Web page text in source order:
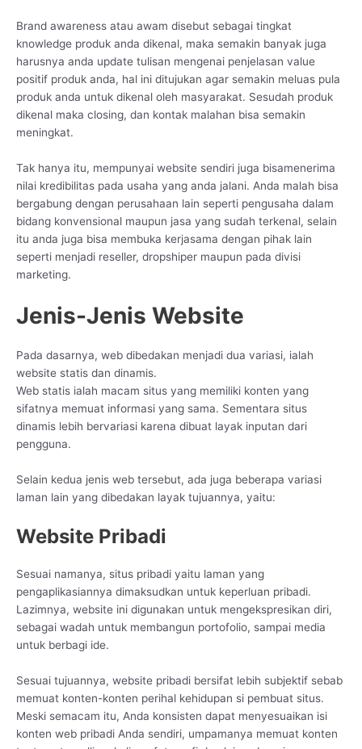
Brand awareness atau awam disebut sebagai tingkat
knowledge produk anda dikenal, maka semakin banyak juga
harusnya anda update tulisan mengenai penjelasan value
positif produk anda, hal ini ditujukan agar semakin meluas pula
produk anda untuk dikenal oleh masyarakat. Sesudah produk
dikenal maka closing, dan kontak malahan bisa semakin
meningkat.
Tak hanya itu, mempunyai website sendiri juga bisamenerima
nilai kredibilitas pada usaha yang anda jalani. Anda malah bisa
bergabung dengan perusahaan lain seperti pengusaha dalam
bidang konvensional maupun jasa yang sudah terkenal, selain
itu anda juga bisa membuka kerjasama dengan pihak lain
seperti menjadi reseller, dropshiper maupun pada divisi
marketing.
Jenis-Jenis Website
Pada dasarnya, web dibedakan menjadi dua variasi, ialah
website statis dan dinamis.
Web statis ialah macam situs yang memiliki konten yang
sifatnya memuat informasi yang sama. Sementara situs
dinamis lebih bervariasi karena dibuat layak inputan dari
pengguna.
Selain kedua jenis web tersebut, ada juga beberapa variasi
laman lain yang dibedakan layak tujuannya, yaitu:
Website Pribadi
Sesuai namanya, situs pribadi yaitu laman yang
pengaplikasiannya dimaksudkan untuk keperluan pribadi.
Lazimnya, website ini digunakan untuk mengekspresikan diri,
sebagai wadah untuk membangun portofolio, sampai media
untuk berbagi ide.
Sesuai tujuannya, website pribadi bersifat lebih subjektif sebab
memuat konten-konten perihal kehidupan si pembuat situs.
Meski semacam itu, Anda konsisten dapat menyesuaikan isi
konten web pribadi Anda sendiri, umpamanya memuat konten